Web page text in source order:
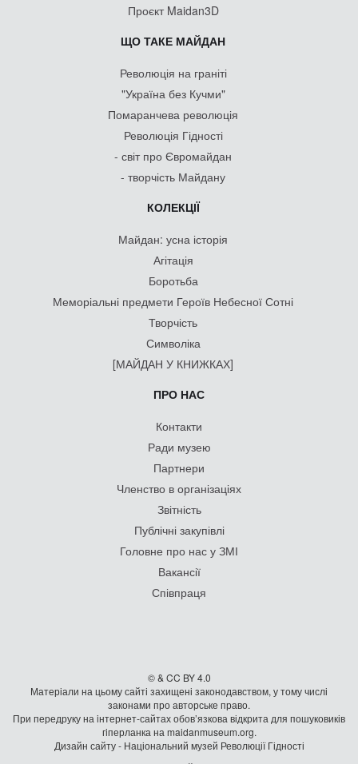
Проєкт Maidan3D
ЩО ТАКЕ МАЙДАН
Революція на граніті
"Україна без Кучми"
Помаранчева революція
Революція Гідності
- світ про Євромайдан
- творчість Майдану
КОЛЕКЦІЇ
Майдан: усна історія
Агітація
Боротьба
Меморіальні предмети Героїв Небесної Сотні
Творчість
Символіка
[МАЙДАН У КНИЖКАХ]
ПРО НАС
Контакти
Ради музею
Партнери
Членство в організаціях
Звітність
Публічні закупівлі
Головне про нас у ЗМІ
Вакансії
Співпраця
© & CC BY 4.0
Матеріали на цьому сайті захищені законодавством, у тому числі
законами про авторське право.
При передруку на iнтернет-сайтах обов’язкова відкрита для пошуковиків
гiперланка на maidanmuseum.org.
Дизайн сайту - Національний музей Революції Гідності